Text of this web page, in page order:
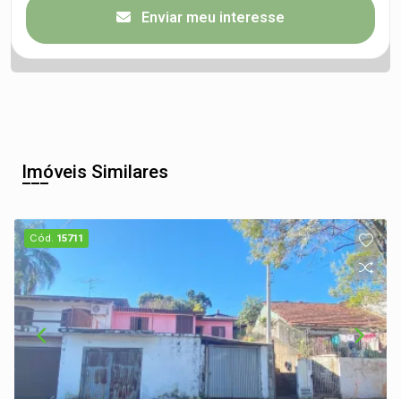
Enviar meu interesse
Imóveis Similares
Cód. 15711